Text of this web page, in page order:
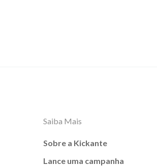
Saiba Mais
Sobre a Kickante
Lance uma campanha